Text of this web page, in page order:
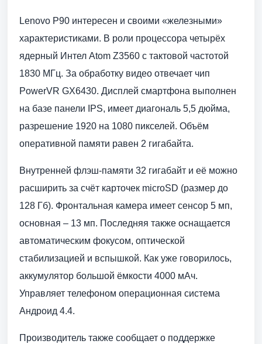
Lenovo P90 интересен и своими «железными»
характеристиками. В роли процессора четырёх
ядерный Интел Atom Z3560 с тактовой частотой
1830 МГц. За обработку видео отвечает чип
PowerVR GX6430. Дисплей смартфона выполнен
на базе панели IPS, имеет диагональ 5,5 дюйма,
разрешение 1920 на 1080 пикселей. Объём
оперативной памяти равен 2 гигабайта.
Внутренней флэш-памяти 32 гигабайт и её можно
расширить за счёт карточек microSD (размер до
128 Гб). Фронтальная камера имеет сенсор 5 мп,
основная – 13 мп. Последняя также оснащается
автоматическим фокусом, оптической
стабилизацией и вспышкой. Как уже говорилось,
аккумулятор большой ёмкости 4000 мАч.
Управляет телефоном операционная система
Андроид 4.4.
Производитель также сообщает о поддержке